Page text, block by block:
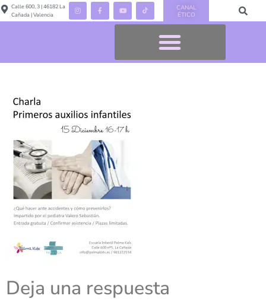
Calle 600, 3 | 46182 La
Cañada | Valencia
CANAL
ÉTICO
Deja una respuesta